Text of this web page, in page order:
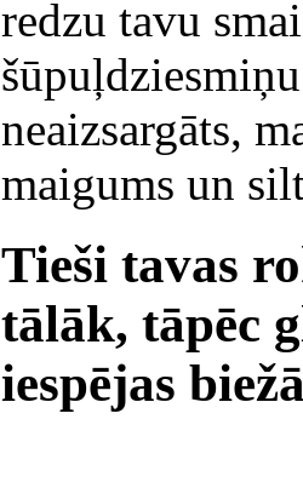
redzu tavu
neaizsargāts,
maigums un
Tieši tavas
tālāk, tāpēc
iespējas